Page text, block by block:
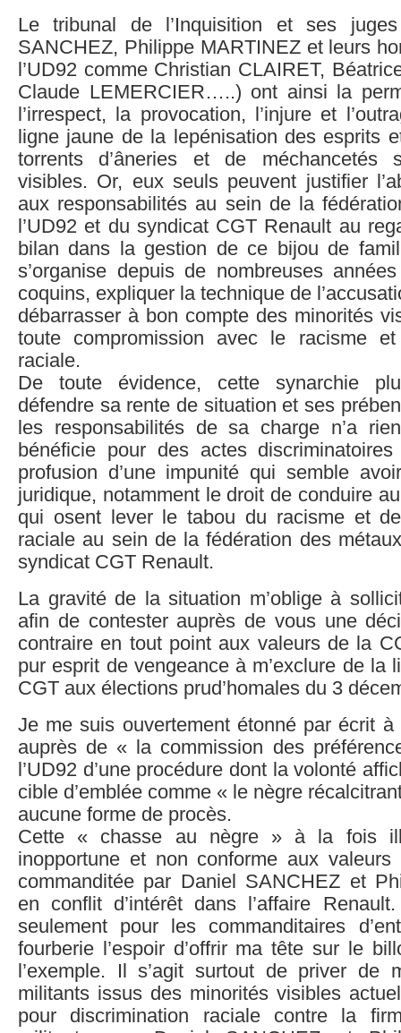
Le tribunal de l’Inquisition et ses
SANCHEZ, Philippe MARTINEZ et leurs
l’UD92 comme Christian CLAIRET,
Claude LEMERCIER…..) ont ainsi la
l’irrespect, la provocation, l’injure et
ligne jaune de la lepénisation des esprits
torrents d’âneries et de méchancetés
visibles. Or, eux seuls peuvent justifier
aux responsabilités au sein de la
l’UD92 et du syndicat CGT Renault au
bilan dans la gestion de ce bijou de
s’organise depuis de nombreuses
coquins, expliquer la technique de
débarrasser à bon compte des minorités
toute compromission avec le racisme
raciale.
De toute évidence, cette synarchie
défendre sa rente de situation et ses
les responsabilités de sa charge n’a
bénéficie pour des actes
profusion d’une impunité qui semble
juridique, notamment le droit de conduire
qui osent lever le tabou du racisme et
raciale au sein de la fédération des
syndicat CGT Renault.
La gravité de la situation m’oblige à
afin de contester auprès de vous une
contraire en tout point aux valeurs de la
pur esprit de vengeance à m’exclure de la
CGT aux élections prud’homales du 3
Je me suis ouvertement étonné par écrit à
auprès de « la commission des
l’UD92 d’une procédure dont la volonté
cible d’emblée comme « le nègre
aucune forme de procès.
Cette « chasse au nègre » à la fois
inopportune et non conforme aux
commanditée par Daniel SANCHEZ et
en conflit d’intérêt dans l’affaire
seulement pour les commanditaires
fourberie l’espoir d’offrir ma tête sur le
l’exemple. Il s’agit surtout de priver de
militants issus des minorités visibles
pour discrimination raciale contre la